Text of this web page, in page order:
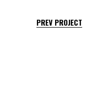
PREV PROJECT